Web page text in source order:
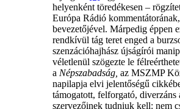
helyenként töredékesen –
Európa Rádió
bevezetőjével. Márpedig éppen
rendkívül tág teret enged a
szenzációhajhász újságírói
véletlenül szögezte le
a Népszabadság, az MSZMP
napilapja elvi jelentőségű
támogatott, felforgató, diverzáns
szervezőinek tudniuk kell: nem